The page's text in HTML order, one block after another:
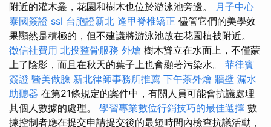
附近的灌木叢，花園和樹木也位於游泳池旁邊。 月子中心
泰國簽證 ssl 台胞證新北 逢甲脊椎矯正 儘管它們的美學效
果顯然是積極的，但不建議將游泳池放在花園植被附近。
徵信社費用 北投整骨服務 外燴 樹木聳立在水面上，不僅蒙
上了陰影，而且在秋天的葉子上也會顯著污染水。 菲律賓
簽證 醫美做臉 新北律師事務所推薦 下午茶外燴 牆壁 漏水
助聽器 在第21條規定的案件中，有關人員可能會抗議處理
其個人數據的處理。 學習專業數位行銷技巧的最佳選擇 數
據控制者應在提交申請提交後的最短時間內檢查抗議活動，